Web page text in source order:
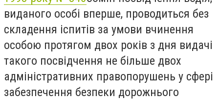
виданого особі вперше, проводиться без
складення іспитів за умови вчинення
особою протягом двох років з дня видачі
такого посвідчення не більше двох
адміністративних правопорушень у сфері
забезпечення безпеки дорожнього